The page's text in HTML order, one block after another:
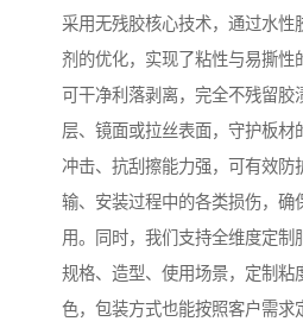
采用无残胶核心技术，通过水性
剂的优化，实现了粘性与易撕性
可干净利落剥离，完全不残留胶
层、镜面或拉丝表面，守护板材
冲击、抗刮擦能力强，可有效防
输、安装过程中的各类损伤，确
用。同时，我们支持全维度定制
规格、造型、使用场景，定制粘
色，包装方式也能按照客户需求